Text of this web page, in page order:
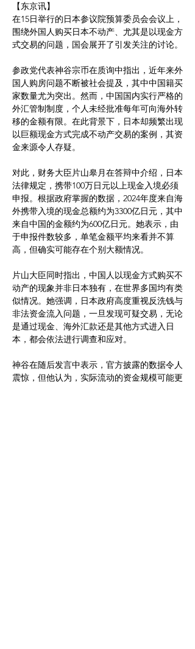
【东京讯】
在15日举行的日本参议院预算委员会会议上，
围绕外国人购买日本不动产、尤其是以现金方
式交易的问题，国会展开了引发关注的讨论。
参政党代表神谷宗币在质询中指出，近年来外
国人购房问题不断被社会提及，其中中国籍买
家数量尤为突出。然而，中国国内实行严格的
外汇管制制度，个人未经批准每年可向海外转
移的金额有限。在此背景下，日本却频繁出现
以巨额现金方式完成不动产交易的案例，其资
金来源令人存疑。
对此，财务大臣片山皋月在答辩中介绍，日本
法律规定，携带100万日元以上现金入境必须
申报。根据政府掌握的数据，2024年度来自海
外携带入境的现金总额约为3300亿日元，其中
来自中国的金额约为600亿日元。她表示，由
于申报件数较多，单笔金额平均来看并不算
高，但确实可能存在个别大额情况。
片山大臣同时指出，中国人以现金方式购买不
动产的现象并非日本独有，在世界多国均有类
似情况。她强调，日本政府高度重视反洗钱与
非法资金流入问题，一旦发现可疑交易，无论
是通过现金、海外汇款还是其他方式进入日
本，都会依法进行调查和应对。
神谷在随后发言中表示，官方披露的数据令人
震惊，但他认为，实际流动的资金规模可能更